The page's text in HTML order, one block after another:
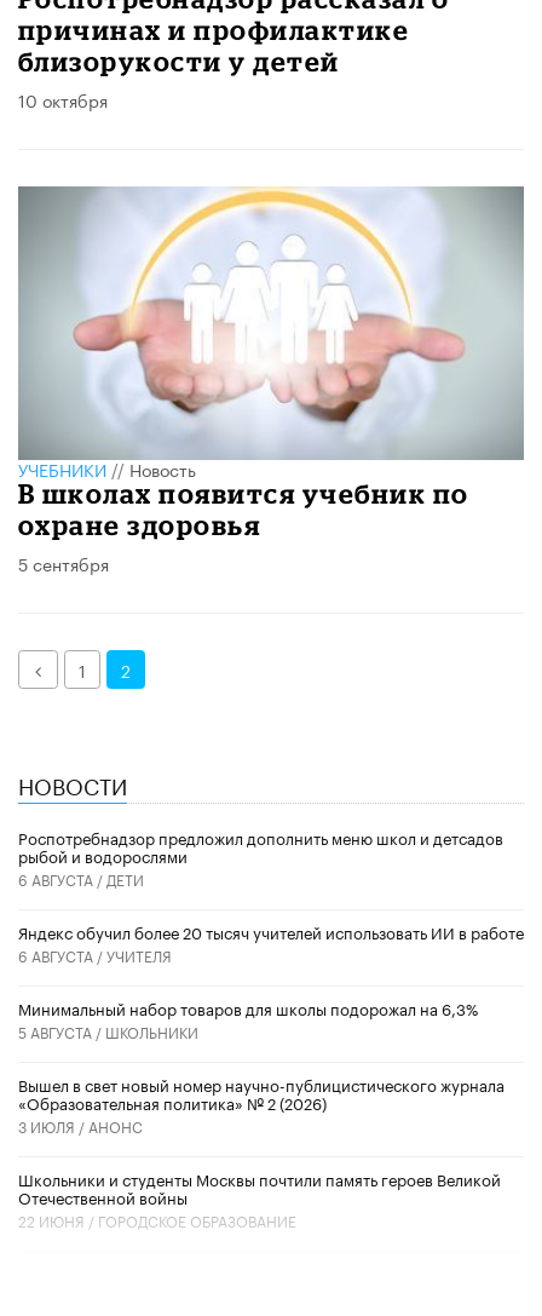
причинах и профилактике
близорукости у детей
10 октября
УЧЕБНИКИ//Новость
В школах появится учебник по
охране здоровья
5 сентября
Назад1 2
НОВОСТИ
Роспотребнадзор предложил дополнить меню школ и детсадов
рыбой и водорослями
6 АВГУСТА / ДЕТИ
​Яндекс обучил более 20 тысяч учителей использовать ИИ в работе
6 АВГУСТА /УЧИТЕЛЯ
Минимальный набор товаров для школы подорожал на 6,3%
5 АВГУСТА / ШКОЛЬНИКИ
Вышел в свет новый номер научно-публицистического журнала
«Образовательная политика» № 2 (2026)
3 ИЮЛЯ / АНОНС
Школьники и студенты Москвы почтили память героев Великой
Отечественной войны
22 ИЮНЯ / ГОРОДСКОЕ ОБРАЗОВАНИЕ